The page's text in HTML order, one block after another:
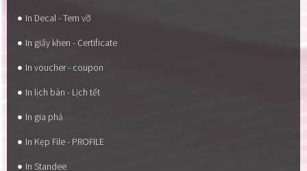
In Decal - Tem vỡ
In giấy khen - Certificate
In voucher - coupon
In lịch bàn - Lịch tết
In gia phả
In Kẹp File - PROFILE
In Standee